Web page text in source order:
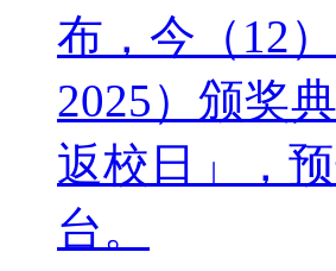
布，今（12
2025）颁奖
返校日」，
台。